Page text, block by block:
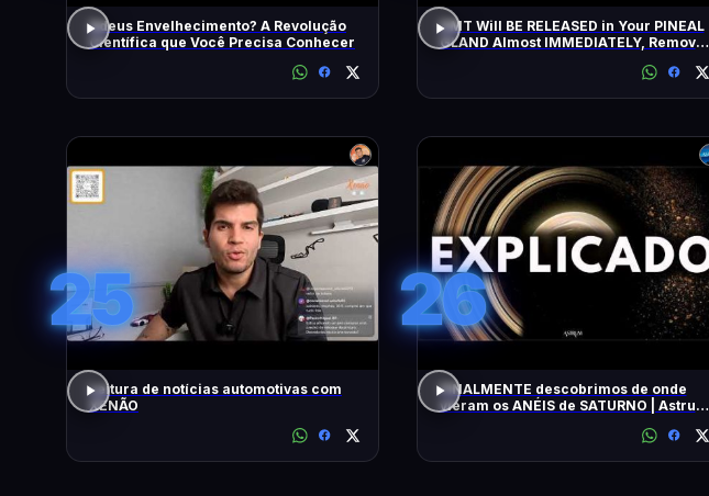
Adeus Envelhecimento? A Revolução
Científica que Você Precisa Conhecer
DMT Will BE RELEASED in Your PINEAL
GLAND Almost IMMEDIATELY, Remove
25
Leitura de notícias automotivas com
XENÃO
26
FINALMENTE descobrimos de onde
vieram os ANÉIS de SATURNO | Astrum